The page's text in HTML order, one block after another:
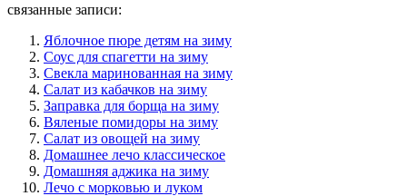
связанные записи:
Яблочное пюре детям на зиму
Соус для спагетти на зиму
Свекла маринованная на зиму
Салат из кабачков на зиму
Заправка для борща на зиму
Вяленые помидоры на зиму
Салат из овощей на зиму
Домашнее лечо классическое
Домашняя аджика на зиму
Лечо с морковью и луком